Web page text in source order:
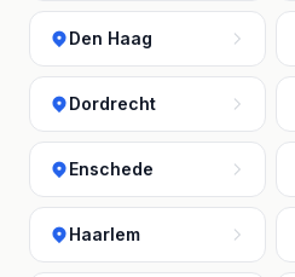
Den Haag
Dordrecht
Enschede
Haarlem